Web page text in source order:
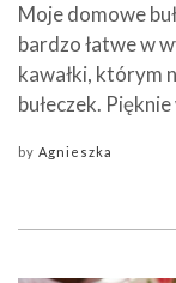
Moje domowe
bardzo łatwe w
kawałki, którym
bułeczek.
by Agnieszka